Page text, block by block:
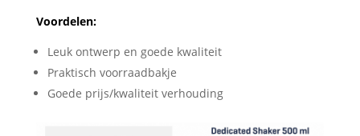
Voordelen:
Leuk ontwerp en goede kwaliteit
Praktisch voorraadbakje
Goede prijs/kwaliteit verhouding